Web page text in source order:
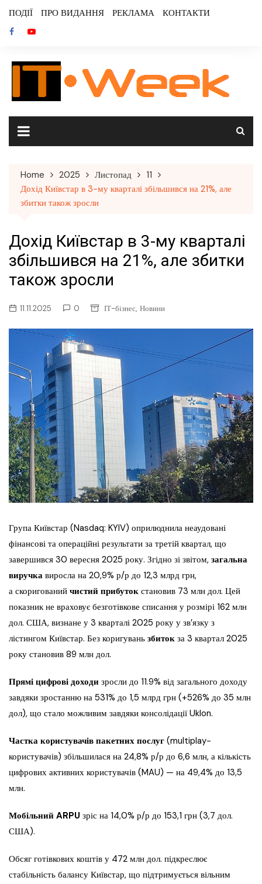
content
ПОДІЇ ПРО ВИДАННЯ РЕКЛАМА КОНТАКТИ
Home 2025 Листопад
11
Дохід Київстар в 3-му кварталі збільшився на 21%, але
збитки також зросли
Дохід Київстар в 3-му кварталі
збільшився на 21%, але збитки
також зросли
11.11.2025 0 ІТ-бізнес, Новини
Група Київстар (Nasdaq: KYIV) оприлюднила неаудовані
фінансові та операційні результати за третій квартал, що
завершився 30 вересня 2025 року. Згідно зі звітом, загальна
виручка виросла на 20,9% р/р до 12,3 млрд грн,
а скоригований чистий прибуток становив 73 млн дол. Цей
показник не враховує безготівкове списання у розмірі 162 млн
дол. США, визнане у 3 кварталі 2025 року у зв’язку з
лістингом Київстар. Без коригувань збиток за 3 квартал 2025
року становив 89 млн дол.
Прямі цифрові доходи зросли до 11.9% від загального доходу
завдяки зростанню на 531% до 1,5 млрд грн (+526% до 35 млн
дол), що стало можливим завдяки консолідації Uklon.
Частка користувачів пакетних послуг (multiplay-
користувачів) збільшилася на 24,8% р/р до 6,6 млн, а кількість
цифрових активних користувачів (MAU) — на 49,4% до 13,5
млн.
Мобільний ARPU зріс на 14,0% р/р до 153,1 грн (3,7 дол.
США).
Обсяг готівкових коштів у 472 млн дол. підкреслює
стабільність балансу Київстар, що підтримується вільним